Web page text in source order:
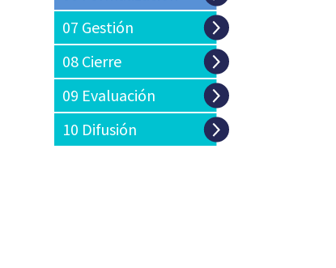
07 Gestión
08 Cierre
09 Evaluación
10 Difusión